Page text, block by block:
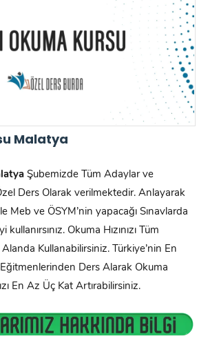
Malatya
Şubemizde Tüm Adaylar ve
Ders Olarak verilmektedir. Anlayarak
Meb ve ÖSYM’nin yapacağı Sınavlarda
Okuma Hızınızı Tüm
Kullanabilirsiniz. Türkiye’nin En
Eğitmenlerinden Ders Alarak Okuma
En Az Üç Kat Artırabilirsiniz.